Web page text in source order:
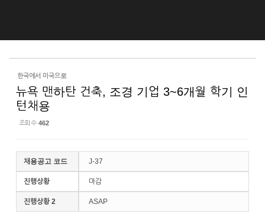
한국에서 미국으로
뉴욕 맨하탄 건축, 조경 기업 3~6개월 학기 인
턴채용
조회 수 462
채용공고 코드 J-37
진행상황 마감
진행상황 2 ASAP